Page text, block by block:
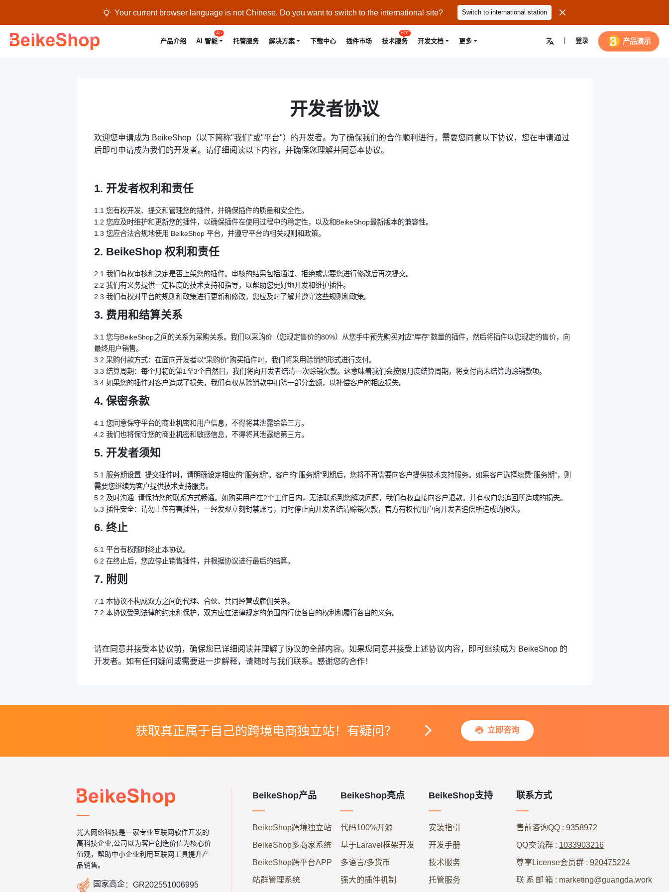
 Your current browser language is not Chinese. Do you want to switch to the international site? Switch to international station 
产品介绍
AI+
AI 智能 托管服务 解决方案 下载中心 插件市场
HOT
技术服务 开发文档 更多  登录 产品演示
开发者协议
欢迎您申请成为 BeikeShop（以下简称"我们"或"平台"）的开发者。为了确保我们的合作顺利进行，需要您同意以下协议，您在申请通过
后即可申请成为我们的开发者。请仔细阅读以下内容，并确保您理解并同意本协议。
1. 开发者权利和责任
1.1 您有权开发、提交和管理您的插件，并确保插件的质量和安全性。
1.2 您应及时维护和更新您的插件，以确保插件在使用过程中的稳定性，以及和BeikeShop最新版本的兼容性。
1.3 您应合法合规地使用 BeikeShop 平台，并遵守平台的相关规则和政策。
2. BeikeShop 权利和责任
2.1 我们有权审核和决定是否上架您的插件。审核的结果包括通过、拒绝或需要您进行修改后再次提交。
2.2 我们有义务提供一定程度的技术支持和指导，以帮助您更好地开发和维护插件。
2.3 我们有权对平台的规则和政策进行更新和修改，您应及时了解并遵守这些规则和政策。
3. 费用和结算关系
3.1 您与BeikeShop之间的关系为采购关系。我们以采购价（您规定售价的80%）从您手中预先购买对应“库存”数量的插件，然后将插件以您规定的售价，向
最终用户销售。
3.2 采购付款方式：在面向开发者以“采购价”购买插件时，我们将采用赊销的形式进行支付。
3.3 结算周期：每个月初的第1至3个自然日，我们将向开发者结清一次赊销欠款。这意味着我们会按照月度结算周期，将支付尚未结算的赊销款项。
3.4 如果您的插件对客户造成了损失，我们有权从赊销款中扣除一部分金额，以补偿客户的相应损失。
4. 保密条款
4.1 您同意保守平台的商业机密和用户信息，不得将其泄露给第三方。
4.2 我们也将保守您的商业机密和敏感信息，不得将其泄露给第三方。
5. 开发者须知
5.1 服务期设置: 提交插件时，请明确设定相应的“服务期”。客户的“服务期”到期后，您将不再需要向客户提供技术支持服务。如果客户选择续费“服务期”，则
需要您继续为客户提供技术支持服务。
5.2 及时沟通: 请保持您的联系方式畅通。如购买用户在2个工作日内，无法联系到您解决问题，我们有权直接向客户退款。并有权向您追回所造成的损失。
5.3 插件安全：请勿上传有害插件，一经发现立刻封禁账号，同时停止向开发者结清赊销欠款，官方有权代用户向开发者追偿所造成的损失。
6. 终止
6.1 平台有权随时终止本协议。
6.2 在终止后，您应停止销售插件，并根据协议进行最后的结算。
7. 附则
7.1 本协议不构成双方之间的代理、合伙、共同经营或雇佣关系。
7.2 本协议受到法律的约束和保护，双方应在法律规定的范围内行使各自的权利和履行各自的义务。
请在同意并接受本协议前，确保您已详细阅读并理解了协议的全部内容。如果您同意并接受上述协议内容，即可继续成为 BeikeShop 的
开发者。如有任何疑问或需要进一步解释，请随时与我们联系。感谢您的合作！
获取真正属于自己的跨境电商独立站！有疑问？   立即咨询
光大网络科技是一家专业互联网软件开发的
高科技企业,公司以为客户创造价值为核心价
值观，帮助中小企业利用互联网工具提升产
品销售。
 国家高企： GR202551006995
BeikeShop产品
BeikeShop跨境独立站
BeikeShop多商家系统
BeikeShop跨平台APP
站群管理系统
BeikeShop亮点
代码100%开源
基于Laravel框架开发
多语言/多货币
强大的插件机制
BeikeShop支持
安装指引
开发手册
技术服务
托管服务
联系方式
售前咨询QQ : 9358972
QQ交流群 : 1033903216
尊享License会员群 :920475224
联系邮箱 : marketing@guangda.work